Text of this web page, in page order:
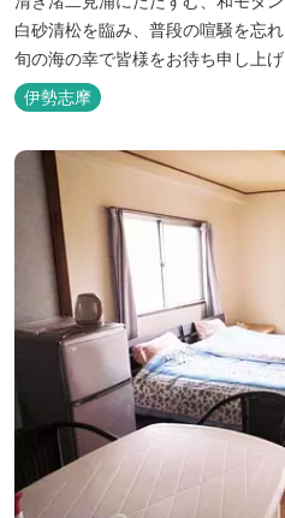
白砂清松を臨み、普段の喧騒を忘
旬の海の幸で皆様をお待ち申し上げ
伊勢志摩